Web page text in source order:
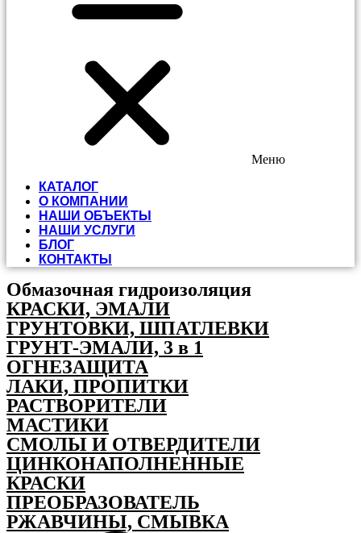
Меню
КАТАЛОГ
О КОМПАНИИ
НАШИ ОБЪЕКТЫ
НАШИ УСЛУГИ
БЛОГ
КОНТАКТЫ
Обмазочная гидроизоляция
КРАСКИ, ЭМАЛИ
ГРУНТОВКИ, ШПАТЛЕВКИ
ГРУНТ-ЭМАЛИ, 3 в 1
ОГНЕЗАЩИТА
ЛАКИ, ПРОПИТКИ
РАСТВОРИТЕЛИ
МАСТИКИ
СМОЛЫ И ОТВЕРДИТЕЛИ
ЦИНКОНАПОЛНЕННЫЕ
КРАСКИ
ПРЕОБРАЗОВАТЕЛЬ
РЖАВЧИНЫ, СМЫВКА